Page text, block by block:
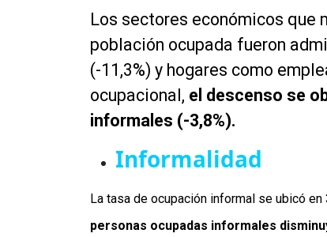
Los sectores económicos que
población ocupada fueron
(-11,3%) y hogares como
ocupacional, el descenso se
informales (-3,8%).
Informalidad
La tasa de ocupación informal se ubicó en
personas ocupadas informales